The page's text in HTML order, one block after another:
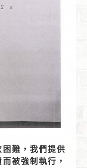
難，我們提供
被強制執行，